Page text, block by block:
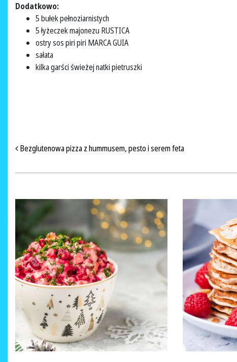
Dodatkowo:
5 bułek pełnoziarnistych
5 łyżeczek majonezu RUSTICA
ostry sos piri piri MARCA GUIA
sałata
kilka garści świeżej natki pietruszki
NAWIGACJA PO ARTYKUŁACH
Bezglutenowa pizza z hummusem, pesto i serem feta